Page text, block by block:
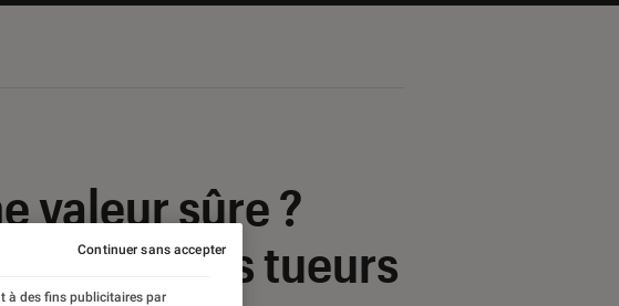
valeur sûre ?
à d’autres tueurs
à des fins publicitaires par
Continuer sans accepter